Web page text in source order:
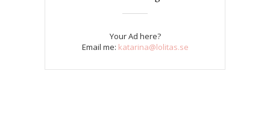
Your Ad here?
Email me: katarina@lolitas.se